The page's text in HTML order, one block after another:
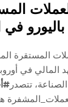
باليورو في
المستقرة
المالي في
تتصدر